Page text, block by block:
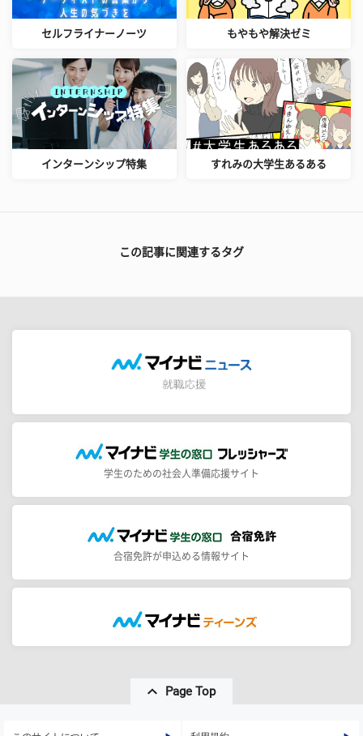
セルフライナーノーツ もやもや解決ゼミ
インターンシップ特集 すれみの大学生あるある
この記事に関連するタグ
学生のための社会人準備応援サイト
合宿免許が申込める情報サイト
Page Top